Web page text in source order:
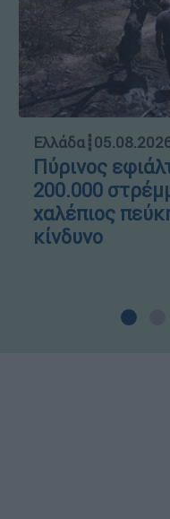
Ελλάδα┋
Πύρινος
200.000
χαλέπιος
κίνδυνο